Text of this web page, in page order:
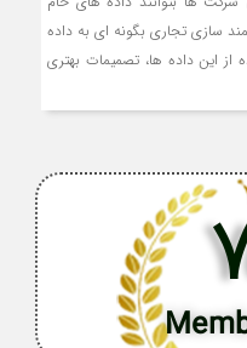
سازی تجاری بگونه ای به داده
از این داده ها، تصمیمات بهتری